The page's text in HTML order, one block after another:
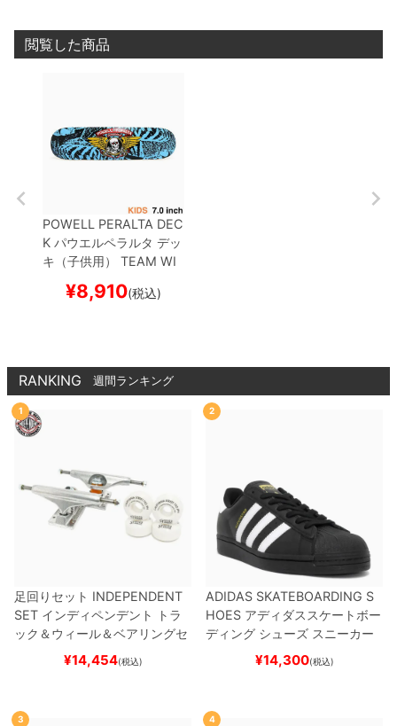
閲覧した商品
POWELL PERALTA DEC
K パウエルペラルタ デッ
キ（子供用）
TEAM WI
IGHT BLUE 7.0スケート
¥8,910(税込)
RANKING 週間ランキング
1
足回りセット INDEPENDENT
SET インディペンデント
トラ
ック＆ウィール＆ベアリングセ
（トリック用）
ード スケボー
¥14,454(税込)
2
ADIDAS SKATEBOARDING S
HOES アディダススケートボー
ディング シューズ スニーカー
スーパースター SUPERSTAR A
BLACK/WHITE/WHITE
ー
¥14,300(税込)
3 4